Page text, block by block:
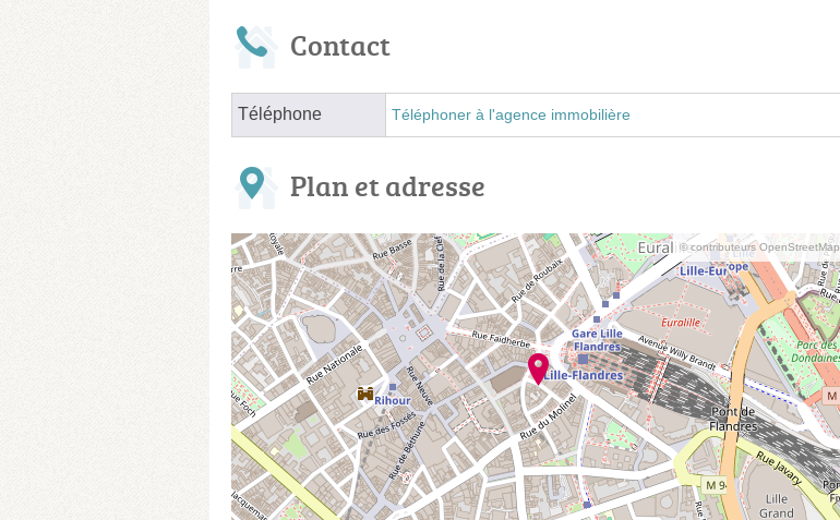
Contact
Téléphone Téléphoner à l'agence immobilière
Plan et adresse
© contributeurs OpenStreetMap